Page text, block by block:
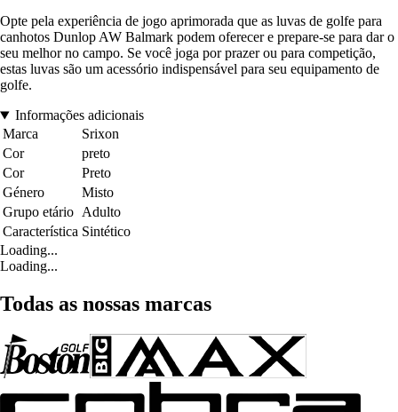
Opte pela experiência de jogo aprimorada que as luvas de golfe para
canhotos Dunlop AW Balmark podem oferecer e prepare-se para dar o
seu melhor no campo. Se você joga por prazer ou para competição,
estas luvas são um acessório indispensável para seu equipamento de
golfe.
Informações adicionais
Marca
Srixon
Cor
preto
Cor
Preto
Género
Misto
Grupo etário Adulto
Característica Sintético
Loading...
Loading...
Todas as nossas marcas